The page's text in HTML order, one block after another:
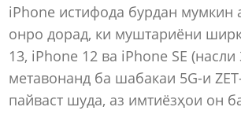
iPhone истифода бурдан мумкин
онро дорад, ки муштариёни
13, iPhone 12 ва iPhone SE (насли
метавонанд ба шабакаи 5G-и
пайваст шуда, аз имтиёзҳои он